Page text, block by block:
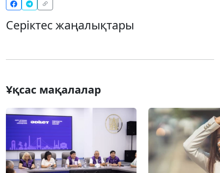
Серіктес жаңалықтары
Ұқсас мақалалар